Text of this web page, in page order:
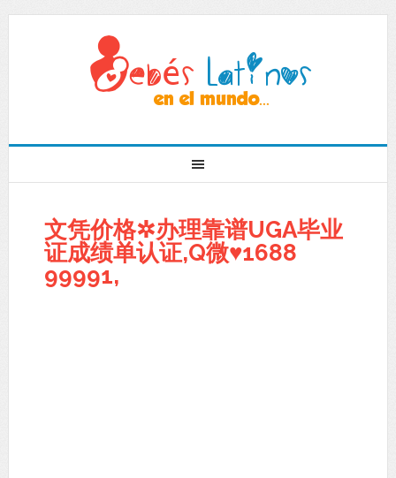
文凭价格✲办理靠谱UGA毕业
证成绩单认证,Q微♥1688
99991,